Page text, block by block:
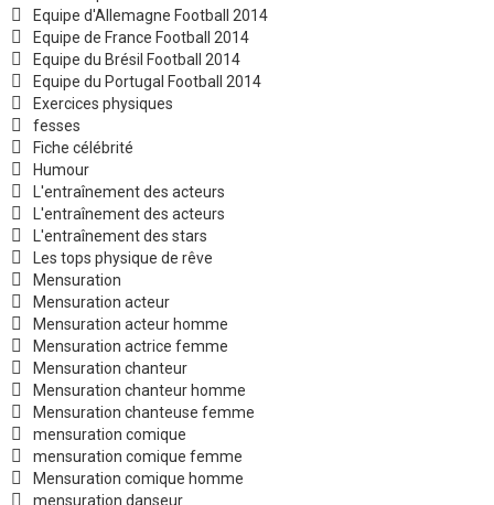
Equipe d'Allemagne Football 2014
Equipe de France Football 2014
Equipe du Brésil Football 2014
Equipe du Portugal Football 2014
Exercices physiques
fesses
Fiche célébrité
Humour
L'entraînement des acteurs
L'entraînement des acteurs
L'entraînement des stars
Les tops physique de rêve
Mensuration
Mensuration acteur
Mensuration acteur homme
Mensuration actrice femme
Mensuration chanteur
Mensuration chanteur homme
Mensuration chanteuse femme
mensuration comique
mensuration comique femme
Mensuration comique homme
mensuration danseur